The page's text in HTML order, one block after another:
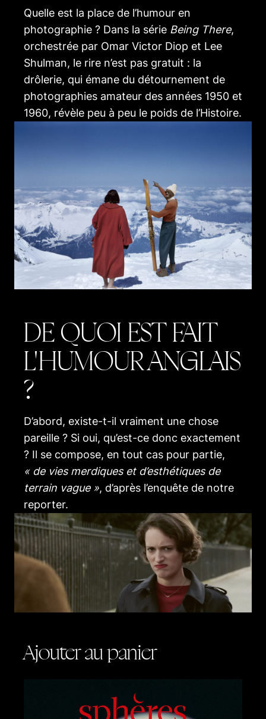
Quelle est la place de l’humour en
photographie ? Dans la série Being There,
orchestrée par Omar Victor Diop et Lee
Shulman, le rire n’est pas gratuit : la
drôlerie, qui émane du détournement de
photographies amateur des années 1950 et
1960, révèle peu à peu le poids de l’Histoire.
DE QUOI EST FAIT
L'HUMOUR ANGLAIS
?
D’abord, existe-t-il vraiment une chose
pareille ? Si oui, qu’est-ce donc exactement
? Il se compose, en tout cas pour partie,
« de vies merdiques et d’esthétiques de
terrain vague », d’après l’enquête de notre
reporter.
Ajouter au panier